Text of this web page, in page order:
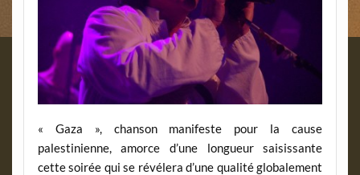
« Gaza », chanson manifeste pour la cause
palestinienne, amorce d’une longueur saisissante
cette soirée qui se révélera d’une qualité globalement